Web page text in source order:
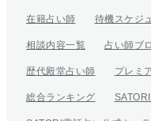
在籍占い師 待機スケジ
相談内容一覧 占い師ブ
歴代殿堂占い師 プレミ
総合ランキング